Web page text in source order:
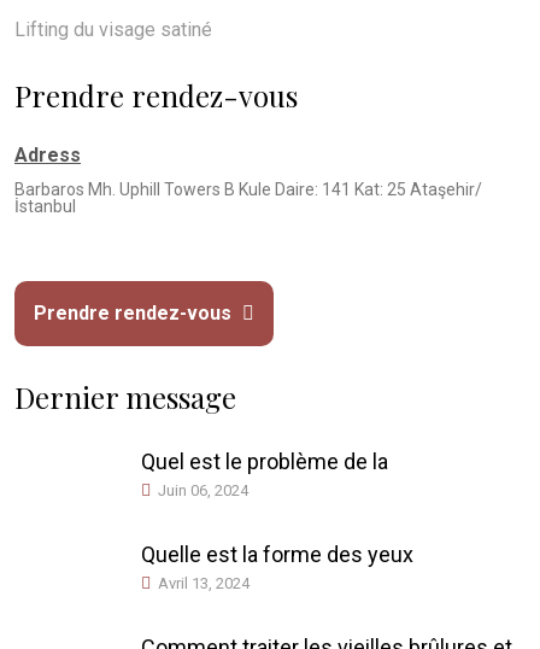
Lifting du visage satiné
Prendre rendez-vous
Adress
Barbaros Mh. Uphill Towers B Kule Daire: 141 Kat: 25 Ataşehir/
İstanbul
Prendre rendez-vous
Dernier message
Quel est le problème de la
Juin 06, 2024
Quelle est la forme des yeux
Avril 13, 2024